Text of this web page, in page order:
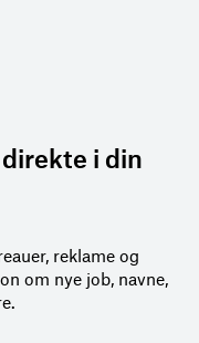
i din
reklame og
om nye job, navne,